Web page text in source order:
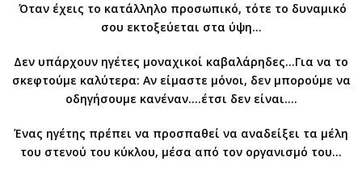
Όταν έχεις το κατάλληλο προσωπικό, τότε το δυναμικό
σου εκτοξεύεται στα ύψη…
Δεν υπάρχουν ηγέτες μοναχικοί καβαλάρηδες…Για να το
σκεφτούμε καλύτερα: Αν είμαστε μόνοι, δεν μπορούμε να
οδηγήσουμε κανέναν….έτσι δεν είναι….
Ένας ηγέτης πρέπει να προσπαθεί να αναδείξει τα μέλη
του στενού του κύκλου, μέσα από τον οργανισμό του…